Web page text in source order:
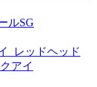
ルSG
_レッドヘッド
アイ